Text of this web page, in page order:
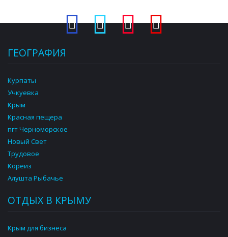
ГЕОГРАФИЯ
Курпаты
Учкуевка
Крым
Красная пещера
пгт Черноморское
Новый Свет
Трудовое
Кореиз
Алушта Рыбачье
ОТДЫХ В КРЫМУ
Крым для бизнеса